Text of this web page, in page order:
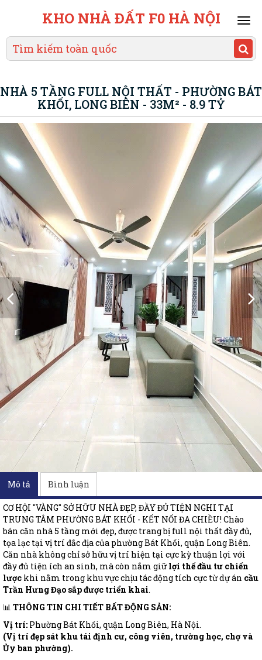
KHO NHÀ ĐẤT F0 HÀ NỘI
NHÀ 5 TẦNG FULL NỘI THẤT - PHƯỜNG BÁT
KHỐI, LONG BIÊN - 33M² - 8.9 TỶ
Mô tả Bình luận
CƠ HỘI "VÀNG" SỞ HỮU NHÀ ĐẸP, ĐẦY ĐỦ TIỆN NGHI TẠI
TRUNG TÂM PHƯỜNG BÁT KHỐI - KẾT NỐI ĐA CHIỀU! Chào
bán căn nhà 5 tầng mới đẹp, được trang bị full nội thất đầy đủ,
tọa lạc tại vị trí đắc địa của phường Bát Khối, quận Long Biên.
Căn nhà không chỉ sở hữu vị trí hiện tại cực kỳ thuận lợi với
đầy đủ tiện ích an sinh, mà còn nắm giữlợi thế đầu tư chiến
lược khi nằm trong khu vực chịu tác động tích cực từ dự án cầu
Trần Hưng Đạo sắp được triển khai.
📊 THÔNG TIN CHI TIẾT BẤT ĐỘNG SẢN:
Vị trí: Phường Bát Khối, quận Long Biên, Hà Nội.
(Vị trí đẹp sát khu tái định cư, công viên, trường học, chợ và
Ủy ban phường).